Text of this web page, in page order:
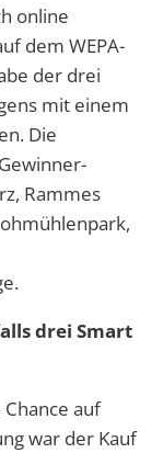
online
dem WEPA-
der drei
mit einem
Die
Rammes
drei Smart
auf
war der Kauf